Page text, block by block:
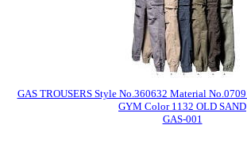
GAS TROUSERS Style No.360632 Material
GYM Color 1132 OLD SAND
GAS-001